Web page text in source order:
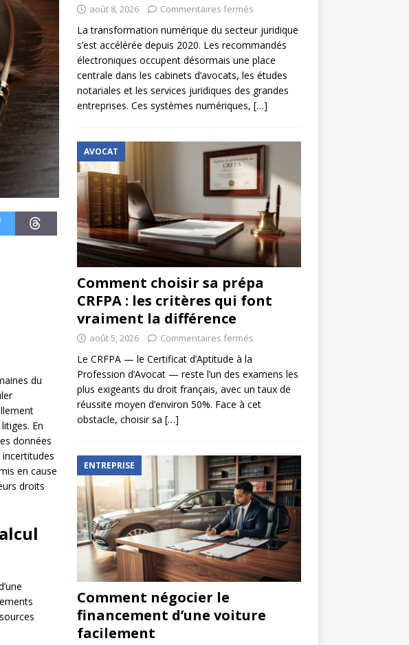
du
En
données
en cause
droits
août 8, 2026 Commentaires fermés
La transformation numérique du secteur juridique
s’est accélérée depuis 2020. Les recommandés
électroniques occupent désormais une place
centrale dans les cabinets d’avocats, les études
notariales et les services juridiques des grandes
entreprises. Ces systèmes numériques, […]
AVOCAT
Comment choisir sa prépa
CRFPA : les critères qui font
vraiment la différence
août 5, 2026 Commentaires fermés
Le CRFPA — le Certificat d’Aptitude à la
Profession d’Avocat — reste l’un des examens les
plus exigeants du droit français, avec un taux de
réussite moyen d’environ 50%. Face à cet
obstacle, choisir sa […]
ENTREPRISE
Comment négocier le
financement d’une voiture
facilement